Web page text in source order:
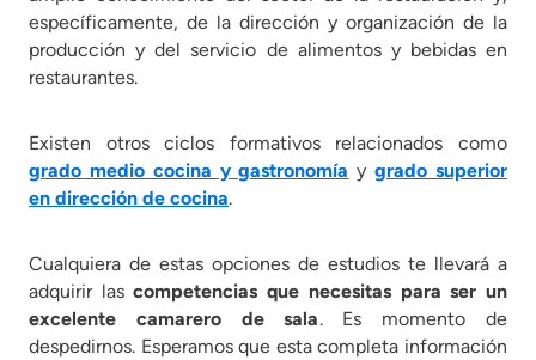
específicamente, de la dirección y organización de la
producción y del servicio de alimentos y bebidas en
restaurantes.
Existen otros ciclos formativos relacionados como
grado medio cocina y gastronomía ygrado superior
en dirección de cocina.
Cualquiera de estas opciones de estudios te llevará a
adquirir lascompetencias que necesitas para ser un
excelente camarero de sala. Es momento de
despedirnos. Esperamos que esta completa información